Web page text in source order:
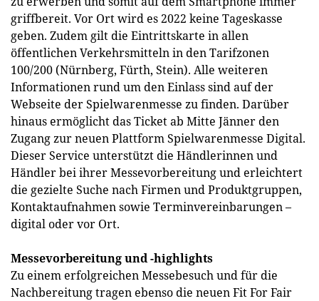
griffbereit. Vor Ort wird es 2022 keine Tageskasse
geben. Zudem gilt die Eintrittskarte in allen
öffentlichen Verkehrsmitteln in den Tarifzonen
100/200 (Nürnberg, Fürth, Stein). Alle weiteren
Informationen rund um den Einlass sind auf der
Webseite der Spielwarenmesse zu finden. Darüber
hinaus ermöglicht das Ticket ab Mitte Jänner den
Zugang zur neuen Plattform Spielwarenmesse Digital.
Dieser Service unterstützt die Händlerinnen und
Händler bei ihrer Messevorbereitung und erleichtert
die gezielte Suche nach Firmen und Produktgruppen,
Kontaktaufnahmen sowie Terminvereinbarungen –
digital oder vor Ort.
Messevorbereitung und -highlights
Zu einem erfolgreichen Messebesuch und für die
Nachbereitung tragen ebenso die neuen Fit For Fair